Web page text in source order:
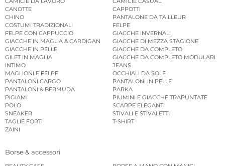
CANOTTE
CAPPOTTI
CHINO
PANTALONE DA TAILLEUR
COSTUMI TRADIZIONALI
FELPE
FELPE CON CAPPUCCIO
GIACCHE INVERNALI
GIACCHE IN MAGLIA & CARDIGAN
GIACCHE DI MEZZA STAGIONE
GIACCHE IN PELLE
GIACCHE DA COMPLETO
GILET IN MAGLIA
GIACCHE DA COMPLETO MODULARI
INTIMO
JEANS
MAGLIONI E FELPE
OCCHIALI DA SOLE
PANTALONI CARGO
PANTALONI IN PELLE
PANTALONI & BERMUDA
PARKA
PIGIAMI
PIUMINI E GIACCHE TRAPUNTATE
POLO
SCARPE ELEGANTI
SNEAKER
STIVALI E STIVALETTI
TAGLIE FORTI
T-SHIRT
ZAINI
Borse & accessori